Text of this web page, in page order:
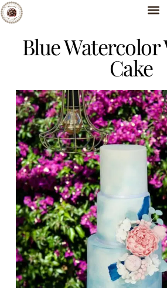
Blue Watercolor
Cake